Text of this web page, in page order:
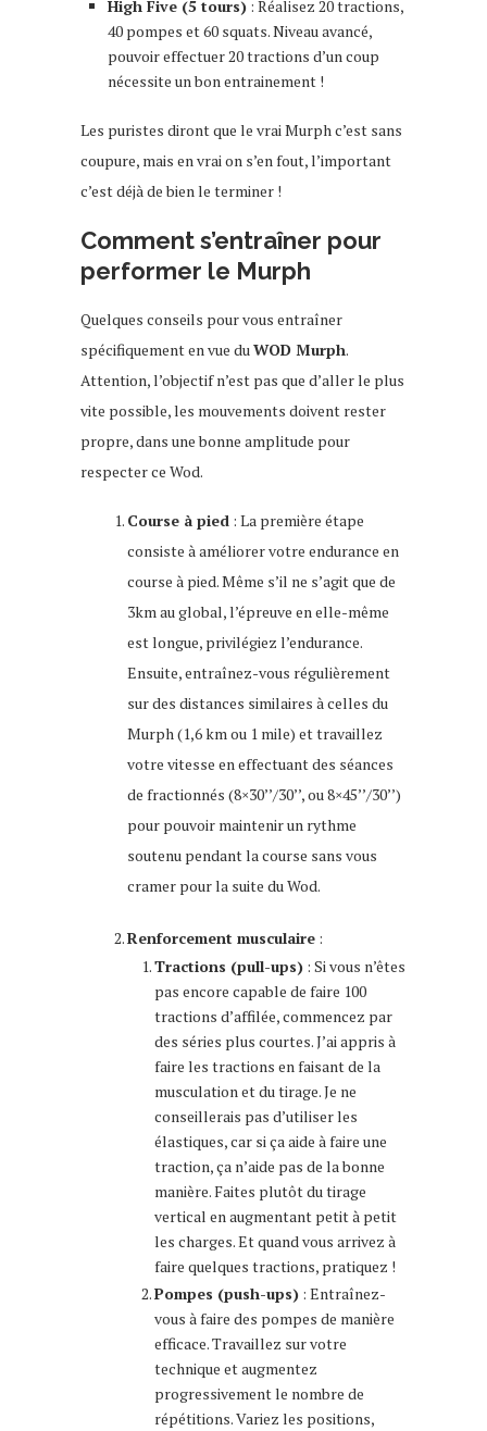
High Five (5 tours) : Réalisez 20 tractions,
40 pompes et 60 squats. Niveau avancé,
pouvoir effectuer 20 tractions d’un coup
nécessite un bon entrainement !
Les puristes diront que le vrai Murph c’est sans
coupure, mais en vrai on s’en fout, l’important
c’est déjà de bien le terminer !
Comment s’entraîner pour
performer le Murph
Quelques conseils pour vous entraîner
spécifiquement en vue duWOD Murph.
Attention, l’objectif n’est pas que d’aller le plus
vite possible, les mouvements doivent rester
propre, dans une bonne amplitude pour
respecter ce Wod.
Course à pied : La première étape
consiste à améliorer votre endurance en
course à pied. Même s’il ne s’agit que de
3km au global, l’épreuve en elle-même
est longue, privilégiez l’endurance.
Ensuite, entraînez-vous régulièrement
sur des distances similaires à celles du
Murph (1,6 km ou 1 mile) et travaillez
votre vitesse en effectuant des séances
de fractionnés (8×30’’/30’’, ou 8×45’’/30’’)
pour pouvoir maintenir un rythme
soutenu pendant la course sans vous
cramer pour la suite du Wod.
Renforcement musculaire :
Tractions (pull-ups) : Si vous n’êtes
pas encore capable de faire 100
tractions d’affilée, commencez par
des séries plus courtes. J’ai appris à
faire les tractions en faisant de la
musculation et du tirage. Je ne
conseillerais pas d’utiliser les
élastiques, car si ça aide à faire une
traction, ça n’aide pas de la bonne
manière. Faites plutôt du tirage
vertical en augmentant petit à petit
les charges. Et quand vous arrivez à
faire quelques tractions, pratiquez !
Pompes (push-ups) : Entraînez-
vous à faire des pompes de manière
efficace. Travaillez sur votre
technique et augmentez
progressivement le nombre de
répétitions. Variez les positions,